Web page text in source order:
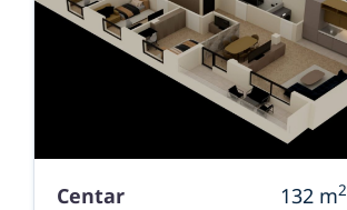
Centar 132 m2